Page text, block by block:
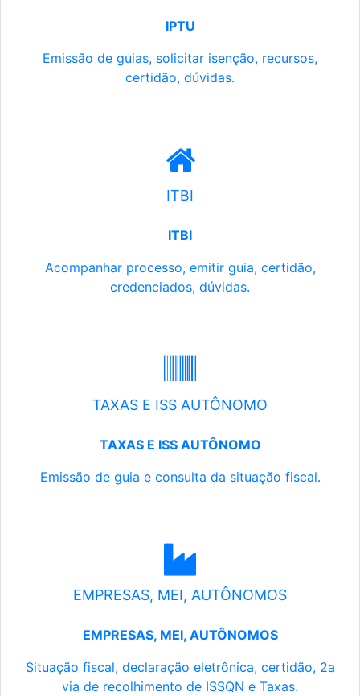
IPTU
Emissão de guias, solicitar isenção, recursos,
certidão, dúvidas.
ITBI
ITBI
Acompanhar processo, emitir guia, certidão,
credenciados, dúvidas.
TAXAS E ISS AUTÔNOMO
TAXAS E ISS AUTÔNOMO
Emissão de guia e consulta da situação fiscal.
EMPRESAS, MEI, AUTÔNOMOS
EMPRESAS, MEI, AUTÔNOMOS
Situação fiscal, declaração eletrônica, certidão, 2a
via de recolhimento de ISSQN e Taxas.